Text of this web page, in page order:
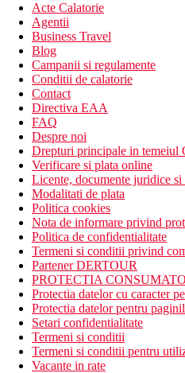
piscina pentru copii
sezlonguri si umbrele
camera TV
Descrierea plajei
Plaja cu nisip prin drum
sezlonguri si umbrele
Activitati sportive gratuite
tenis de masa
volei pe plaja
centru de fitness
program de animatie
darts
loc de joaca public
piscina pentru copii in
intrare la baia turceasca
Activitati sportive contra cost
biliard
sporturi acvatice
sauna
masaje
proceduri hamam
Acte Calatorie
Agentii
Business Travel
Blog
Campanii si regulamente
Conditii de calatorie
Contact
Directiva EAA
FAQ
Despre noi
Drepturi principale in temeiul
Verificare si plata online
Licente, documente juridice
Modalitati de plata
Politica cookies
Nota de informare privind
Politica de confidentialitate
Termeni si conditii privind
Partener DERTOUR
PROTECTIA
Protectia datelor cu caracter
Protectia datelor pentru
Setari confidentialitate
Termeni si conditii
Termeni si conditii pentru
Vacante in rate